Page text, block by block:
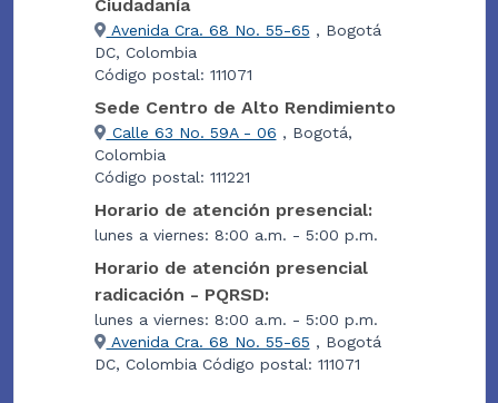
Ciudadanía
Avenida Cra. 68 No. 55-65 , Bogotá
DC, Colombia
Código postal: 111071
Sede Centro de Alto Rendimiento
Calle 63 No. 59A - 06 , Bogotá,
Colombia
Código postal: 111221
Horario de atención presencial:
lunes a viernes: 8:00 a.m. - 5:00 p.m.
Horario de atención presencial
radicación - PQRSD:
lunes a viernes: 8:00 a.m. - 5:00 p.m.
Avenida Cra. 68 No. 55-65 , Bogotá
DC, Colombia Código postal: 111071